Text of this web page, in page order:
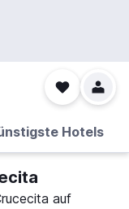
Hotels
auf